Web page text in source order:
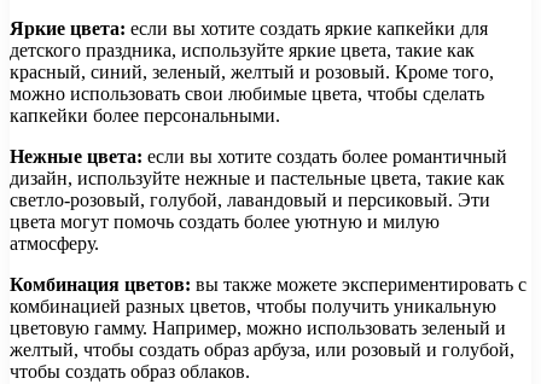
Яркие цвета: если вы хотите создать яркие капкейки для
детского праздника, используйте яркие цвета, такие как
красный, синий, зеленый, желтый и розовый. Кроме того,
можно использовать свои любимые цвета, чтобы сделать
капкейки более персональными.
Нежные цвета: если вы хотите создать более романтичный
дизайн, используйте нежные и пастельные цвета, такие как
светло-розовый, голубой, лавандовый и персиковый. Эти
цвета могут помочь создать более уютную и милую
атмосферу.
Комбинация цветов: вы также можете экспериментировать с
комбинацией разных цветов, чтобы получить уникальную
цветовую гамму. Например, можно использовать зеленый и
желтый, чтобы создать образ арбуза, или розовый и голубой,
чтобы создать образ облаков.